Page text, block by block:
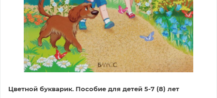
Цветной букварик. Пособие для детей 5-7 (8) лет